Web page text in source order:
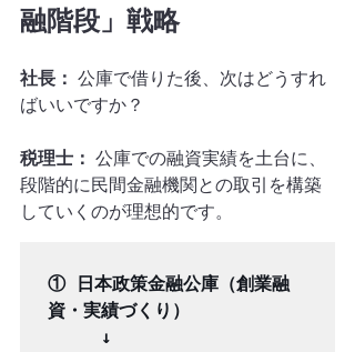
融階段」戦略
社長： 公庫で借りた後、次はどうすれ
ばいいですか？
税理士： 公庫での融資実績を土台に、
段階的に民間金融機関との取引を構築
していくのが理想的です。
① 日本政策金融公庫（創業融
資・実績づくり）
↓